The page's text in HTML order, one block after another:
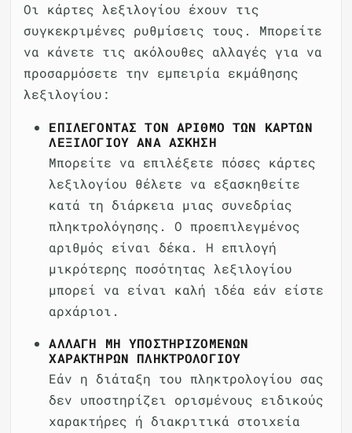
Οι κάρτες λεξιλογίου έχουν τις
συγκεκριμένες ρυθμίσεις τους. Μπορείτε
να κάνετε τις ακόλουθες αλλαγές για να
προσαρμόσετε την εμπειρία εκμάθησης
λεξιλογίου:
ΕΠΙΛΈΓΟΝΤΑΣ ΤΟΝ ΑΡΙΘΜΌ ΤΩΝ ΚΑΡΤΏΝ
ΛΕΞΙΛΟΓΊΟΥ ΑΝΆ ΆΣΚΗΣΗ
Μπορείτε να επιλέξετε πόσες κάρτες
λεξιλογίου θέλετε να εξασκηθείτε
κατά τη διάρκεια μιας συνεδρίας
πληκτρολόγησης. Ο προεπιλεγμένος
αριθμός είναι δέκα. Η επιλογή
μικρότερης ποσότητας λεξιλογίου
μπορεί να είναι καλή ιδέα εάν είστε
αρχάριοι.
ΑΛΛΑΓΉ ΜΗ ΥΠΟΣΤΗΡΙΖΌΜΕΝΩΝ
ΧΑΡΑΚΤΉΡΩΝ ΠΛΗΚΤΡΟΛΟΓΊΟΥ
Εάν η διάταξη του πληκτρολογίου σας
δεν υποστηρίζει ορισμένους ειδικούς
χαρακτήρες ή διακριτικά στοιχεία